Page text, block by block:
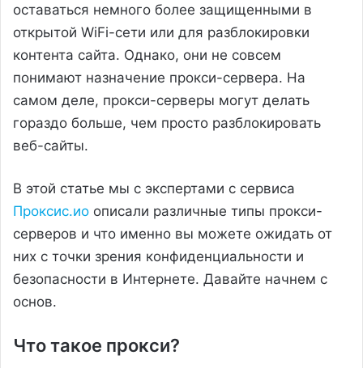
оставаться немного более защищенными в
открытой WiFi-сети или для разблокировки
контента сайта. Однако, они не совсем
понимают назначение прокси-сервера. На
самом деле, прокси-серверы могут делать
гораздо больше, чем просто разблокировать
веб-сайты.
В этой статье мы с экспертами с сервиса
Проксис.ио описали различные типы прокси-
серверов и что именно вы можете ожидать от
них с точки зрения конфиденциальности и
безопасности в Интернете. Давайте начнем с
основ.
Что такое прокси?